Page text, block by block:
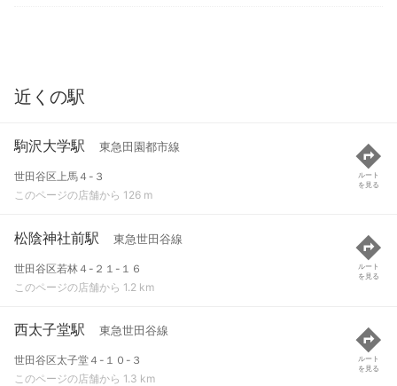
近くの駅
駒沢大学駅 東急田園都市線
世田谷区上馬４-３
このページの店舗から 126 m
ルート
を見る
松陰神社前駅 東急世田谷線
世田谷区若林４-２１-１６
このページの店舗から 1.2 km
ルート
を見る
西太子堂駅 東急世田谷線
世田谷区太子堂４-１０-３
このページの店舗から 1.3 km
ルート
を見る